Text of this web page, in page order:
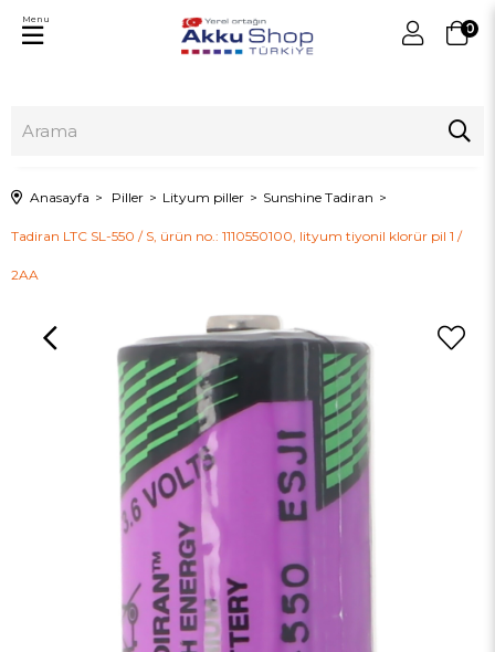
0
Menu
Anasayfa Piller Lityum piller Sunshine Tadiran
Tadiran LTC SL-550 / S, ürün no.: 1110550100, lityum tiyonil klorür pil 1 /
2AA